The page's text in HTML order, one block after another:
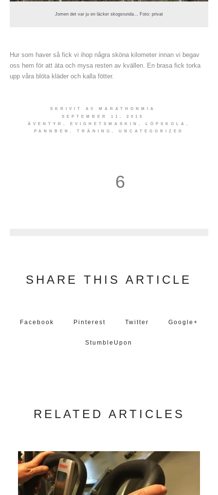
Jomen det var ju en läcker skogsrunda… Foto: privat
Hur som haver så fick vi ihop några sköna kilometer innan vi begav
oss hem för att äta och mysa resten av kvällen. En brasa fick torka
upp våra blöta kläder och kalla fötter.
SKRIVIT AV MARATHONMIA
SEPTEMBER 11, 2015
ÄVENTYR
EVIGHETSMASKIN LÖPSKOLA
PANNBEN
TRÄNING UNCATEGORIZED
6
SHARE THIS ARTICLE
Facebook Pinterest Twitter Google+
StumbleUpon
RELATED ARTICLES